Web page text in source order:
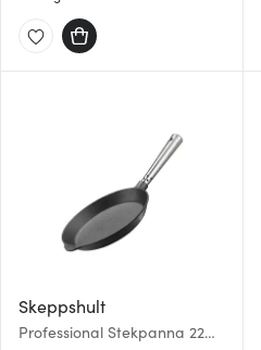
Skeppshult
Professional Stekpanna 22